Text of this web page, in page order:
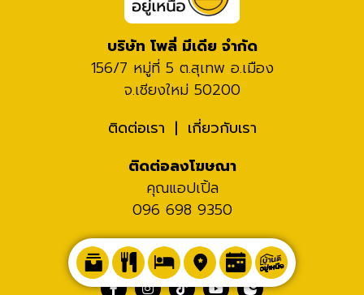
บริษัท โพลี่ มีเดีย จำกัด
156/7 หมู่ที่ 5 ต.สุเทพ อ.เมือง
จ.เชียงใหม่ 50200
ติดต่อเรา
เกี่ยวกับเรา
ติดต่อลงโฆษณา
คุณแอปเปิ้ล
096 698 9350
ติดตามพวกเราได้ที่